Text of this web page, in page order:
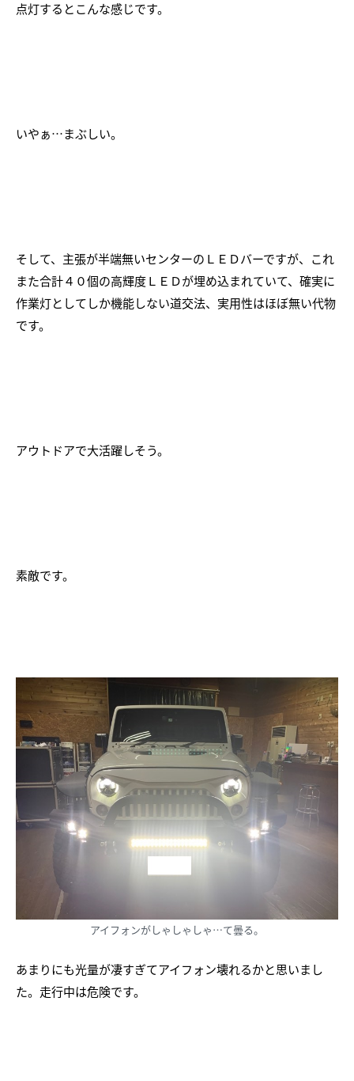
点灯するとこんな感じです。
いやぁ…まぶしい。
そして、主張が半端無いセンターのＬＥＤバーですが、これ
また合計４０個の高輝度ＬＥＤが埋め込まれていて、確実に
作業灯としてしか機能しない道交法、実用性はほぼ無い代物
です。
アウトドアで大活躍しそう。
素敵です。
アイフォンがしゃしゃしゃ…て曇る。
あまりにも光量が凄すぎてアイフォン壊れるかと思いまし
た。走行中は危険です。